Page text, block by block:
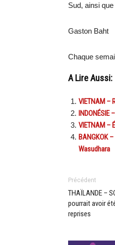
Sud, ainsi
Gaston Baht
Chaque
A Lire Aussi:
VIETNAM –
INDONÉSIE
VIETNAM –
BANGKOK
Wasudhara
Précédent
THAÏLANDE –
pourrait avoir
reprises